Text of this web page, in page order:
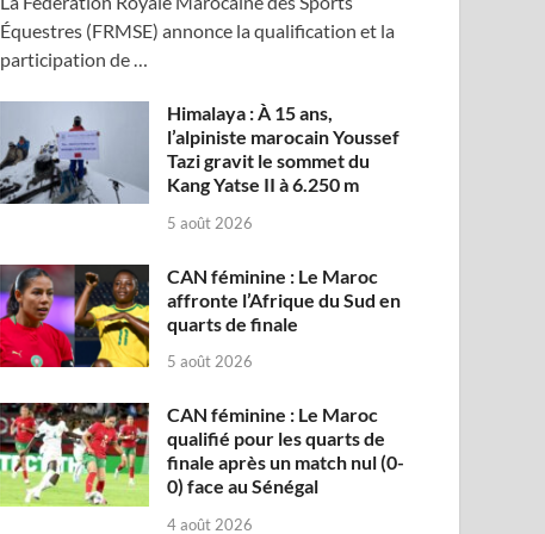
Équestres (FRMSE) annonce la qualification et la
participation de …
Himalaya : À 15 ans,
l’alpiniste marocain Youssef
Tazi gravit le sommet du
Kang Yatse II à 6.250 m
5 août 2026
CAN féminine : Le Maroc
affronte l’Afrique du Sud en
quarts de finale
5 août 2026
CAN féminine : Le Maroc
qualifié pour les quarts de
finale après un match nul (0-
0) face au Sénégal
4 août 2026